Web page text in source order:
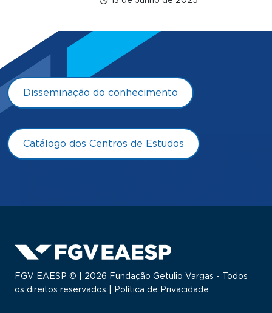
Disseminação do conhecimento
Catálogo dos Centros de Estudos
FGV EAESP © | 2026 Fundação Getulio Vargas - Todos
os direitos reservados |
Política de Privacidade